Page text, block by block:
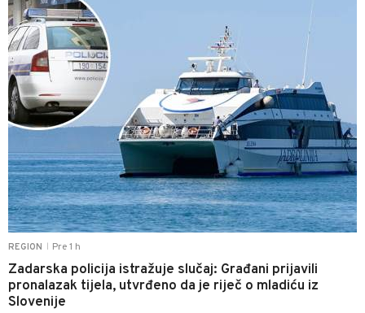
REGION Pre 1 h
Zadarska policija istražuje slučaj: Građani prijavili
pronalazak tijela, utvrđeno da je riječ o mladiću iz
Slovenije